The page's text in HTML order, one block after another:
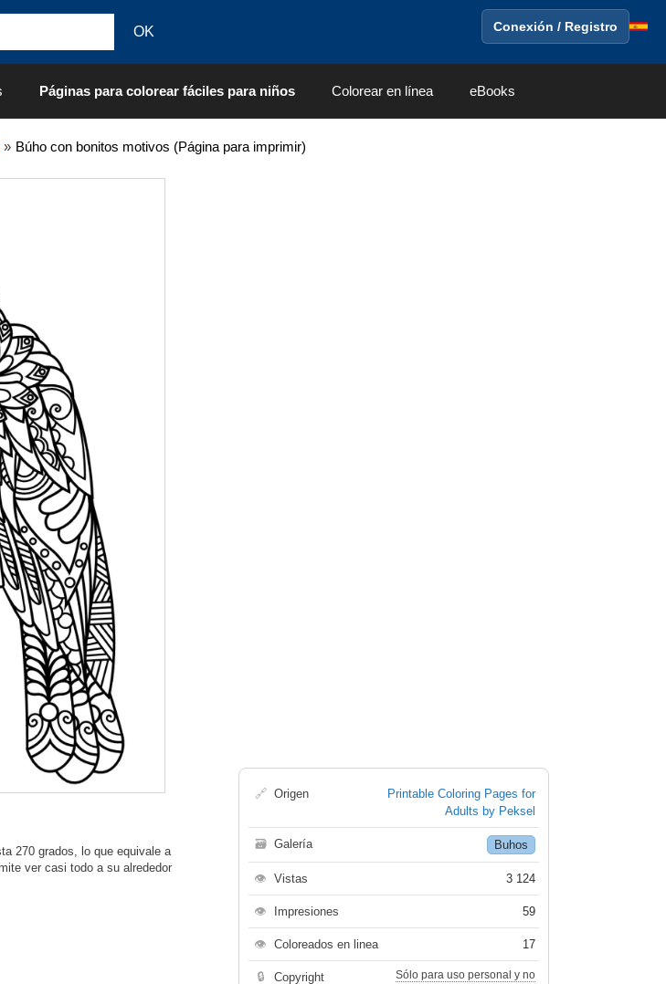
Conexión / Registro
Páginas para colorear fáciles para niños Colorear en línea eBooks
» Búho con bonitos motivos (Página para imprimir)
270 grados, lo que equivale a
ver casi todo a su alrededor
🔗 Origen
Printable Coloring Pages for
Adults by Peksel
🗃 Galería Buhos
👁 Vistas 3 124
👁 Impresiones 59
👁 Coloreados en linea 17
🔒 Copyright
Sólo para uso personal y no